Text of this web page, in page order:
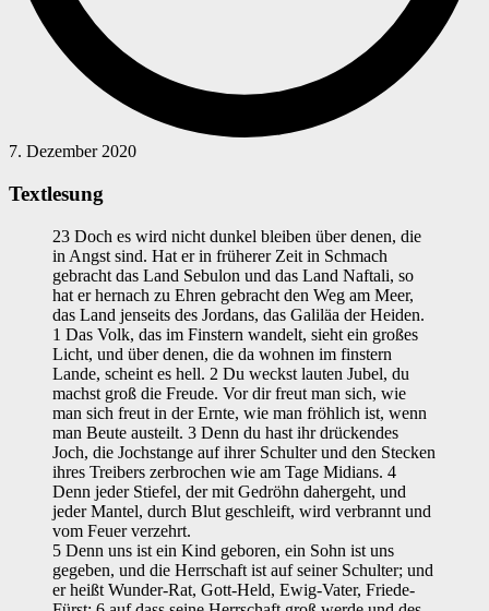
7. Dezember 2020
Textlesung
23 Doch es wird nicht dunkel bleiben über denen, die
in Angst sind. Hat er in früherer Zeit in Schmach
gebracht das Land Sebulon und das Land Naftali, so
hat er hernach zu Ehren gebracht den Weg am Meer,
das Land jenseits des Jordans, das Galiläa der Heiden.
1 Das Volk, das im Finstern wandelt, sieht ein großes
Licht, und über denen, die da wohnen im finstern
Lande, scheint es hell. 2 Du weckst lauten Jubel, du
machst groß die Freude. Vor dir freut man sich, wie
man sich freut in der Ernte, wie man fröhlich ist, wenn
man Beute austeilt. 3 Denn du hast ihr drückendes
Joch, die Jochstange auf ihrer Schulter und den Stecken
ihres Treibers zerbrochen wie am Tage Midians. 4
Denn jeder Stiefel, der mit Gedröhn dahergeht, und
jeder Mantel, durch Blut geschleift, wird verbrannt und
vom Feuer verzehrt.
5 Denn uns ist ein Kind geboren, ein Sohn ist uns
gegeben, und die Herrschaft ist auf seiner Schulter; und
er heißt Wunder-Rat, Gott-Held, Ewig-Vater, Friede-